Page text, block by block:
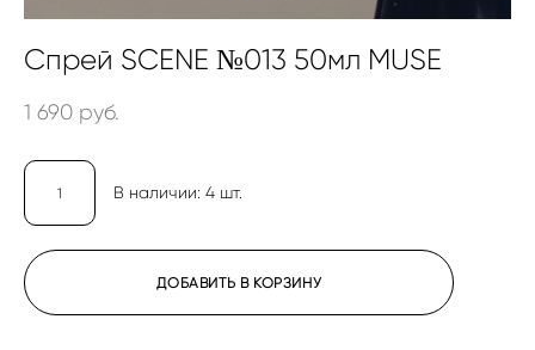
Спрей SCENE №013 50мл MUSE
1 690 pуб.
В наличии: 4 шт.
ДОБАВИТЬ В КОРЗИНУ